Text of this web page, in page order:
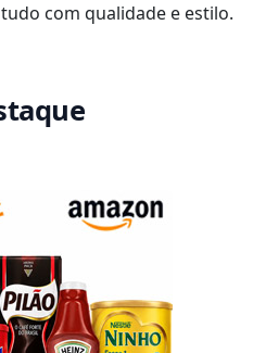
com qualidade e estilo.